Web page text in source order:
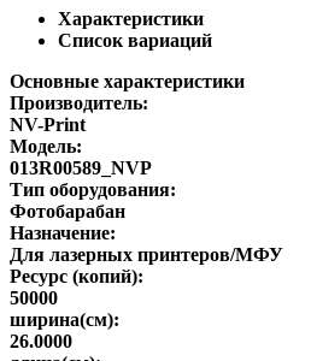
Характеристики
Список вариаций
Основные характеристики
Производитель:
NV-Print
Модель:
013R00589_NVP
Тип оборудования:
Фотобарабан
Назначение:
Для лазерных принтеров/МФУ
Ресурс (копий):
50000
ширина(см):
26.0000